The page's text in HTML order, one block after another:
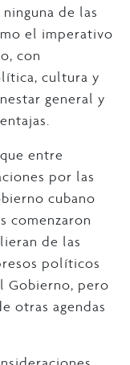
de las
el imperativo
con
cultura y
general y
entre
por las
cubano
comenzaron
de las
políticos
Gobierno, pero
otras agendas